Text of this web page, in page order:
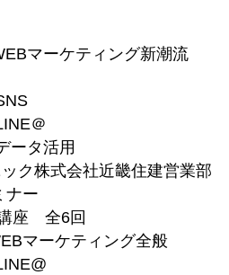
マーケティング新潮流
＠
タ活用
ク株式会社近畿住建営業部
ナー
座 全6回
マーケティング全般